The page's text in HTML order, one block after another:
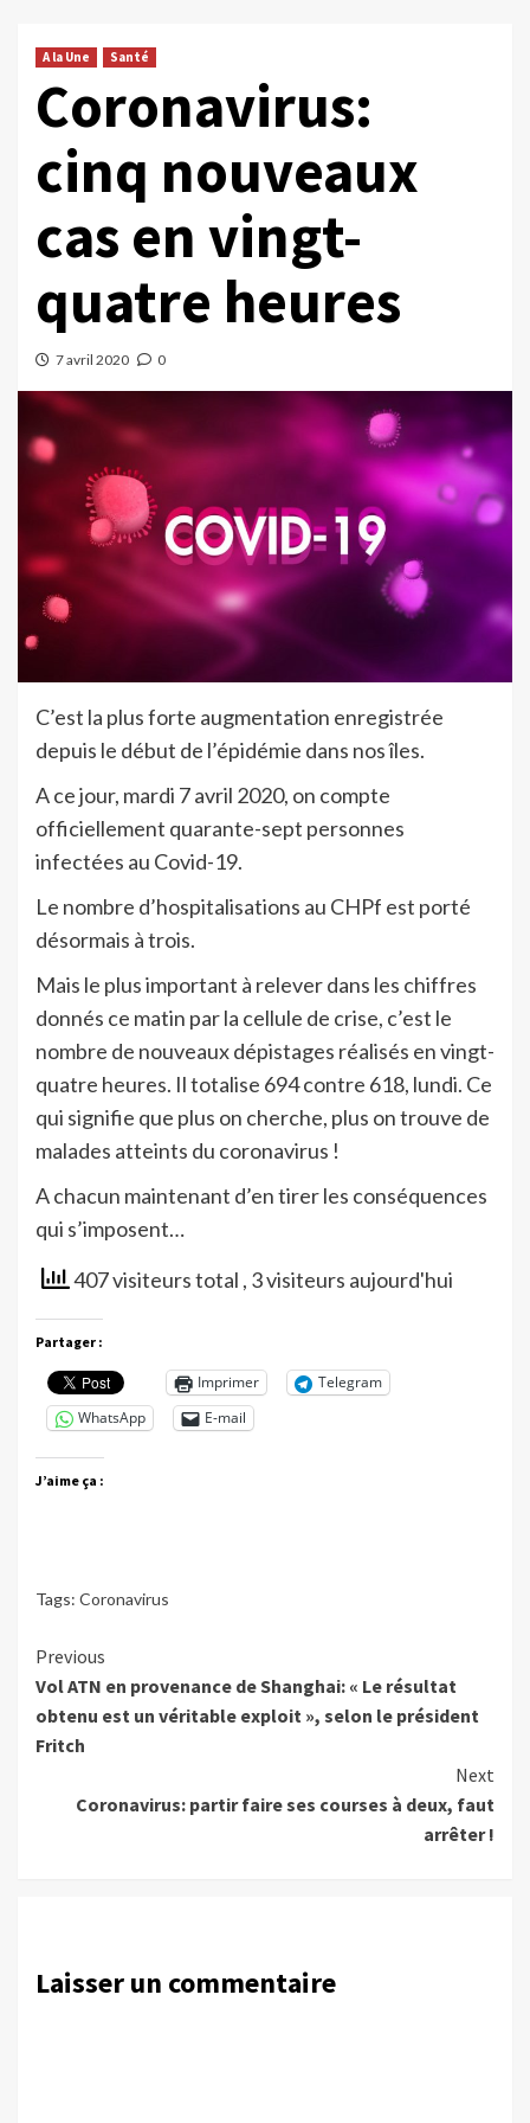
A la Une Santé
Coronavirus:
cinq nouveaux
cas en vingt-
quatre heures
7 avril 2020 0
C’est la plus forte augmentation enregistrée
depuis le début de l’épidémie dans nos îles.
A ce jour, mardi 7 avril 2020, on compte
officiellement quarante-sept personnes
infectées au Covid-19.
Le nombre d’hospitalisations au CHPf est porté
désormais à trois.
Mais le plus important à relever dans les chiffres
donnés ce matin par la cellule de crise, c’est le
nombre de nouveaux dépistages réalisés en vingt-
quatre heures. Il totalise 694 contre 618, lundi. Ce
qui signifie que plus on cherche, plus on trouve de
malades atteints du coronavirus !
A chacun maintenant d’en tirer les conséquences
qui s’imposent…
407 visiteurs total , 3 visiteurs aujourd'hui
Partager :
Imprimer
Telegram
WhatsApp
E-mail
J’aime ça :
Tags: Coronavirus
Continue
Reading
Previous
Vol ATN en provenance de Shanghai: « Le résultat
obtenu est un véritable exploit », selon le président
Fritch
Next
Coronavirus: partir faire ses courses à deux, faut
arrêter !
Laisser un commentaire